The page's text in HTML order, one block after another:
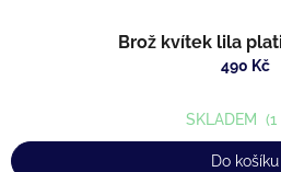
Brož kvítek lila
490 Kč
SKLADEM (1
Do košíku